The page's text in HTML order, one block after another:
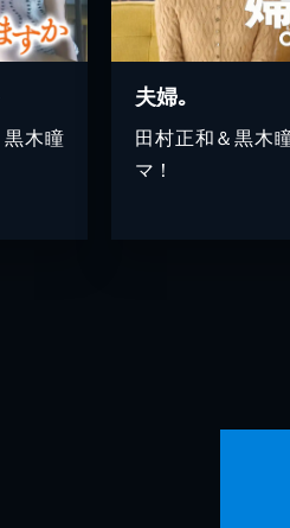
木瞳
夫婦｡
田村正和＆黒木
マ！